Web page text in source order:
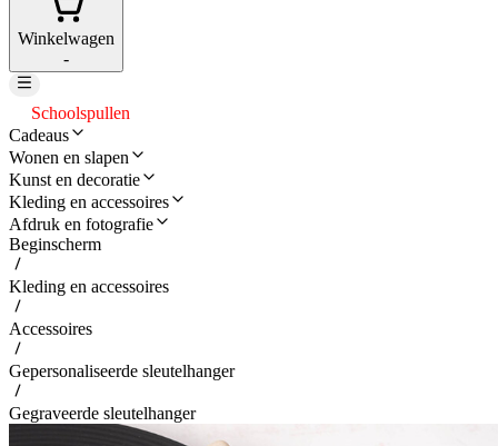
Winkelwagen
-
Schoolspullen
Cadeaus
Wonen en slapen
Kunst en decoratie
Kleding en accessoires
Afdruk en fotografie
Beginscherm
Kleding en accessoires
Accessoires
Gepersonaliseerde sleutelhanger
Gegraveerde sleutelhanger